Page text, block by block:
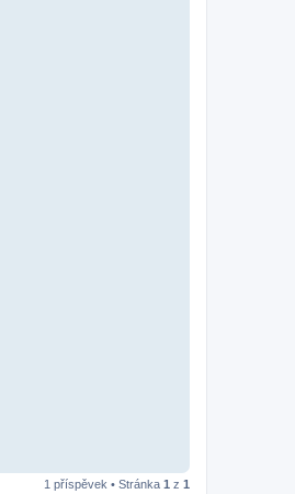
1 příspěvek • Stránka 1 z 1